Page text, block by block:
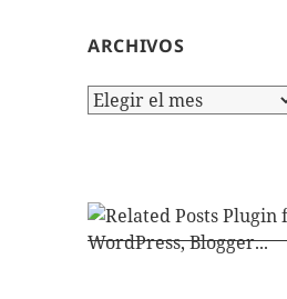
ARCHIVOS
Archivos